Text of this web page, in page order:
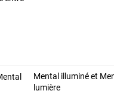
Mental illuminé et
lumière